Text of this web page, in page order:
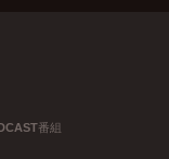
番組